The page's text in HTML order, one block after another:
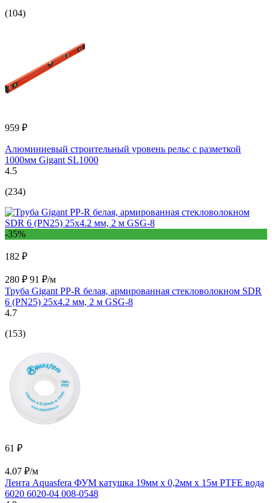
(104)
959 ₽
Алюминиевый строительный уровень рельс с разметкой
1000мм Gigant SL1000
4.5
(234)
-35%
182 ₽
280 ₽ 91 ₽/м
Труба Gigant PP-R белая, армированная стекловолокном SDR
6 (PN25) 25x4.2 мм, 2 м GSG-8
4.7
(153)
61 ₽
4.07 ₽/м
Лента Aquasfera ФУМ катушка 19мм х 0,2мм х 15м PTFE вода
6020 6020-04 008-0548